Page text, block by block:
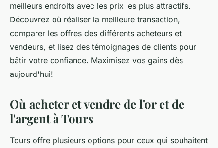
meilleurs endroits avec les prix les plus attractifs.
Découvrez où réaliser la meilleure transaction,
comparer les offres des différents acheteurs et
vendeurs, et lisez des témoignages de clients pour
bâtir votre confiance. Maximisez vos gains dès
aujourd'hui!
Où acheter et vendre de l'or et de
l'argent à Tours
Tours offre plusieurs options pour ceux qui souhaitent